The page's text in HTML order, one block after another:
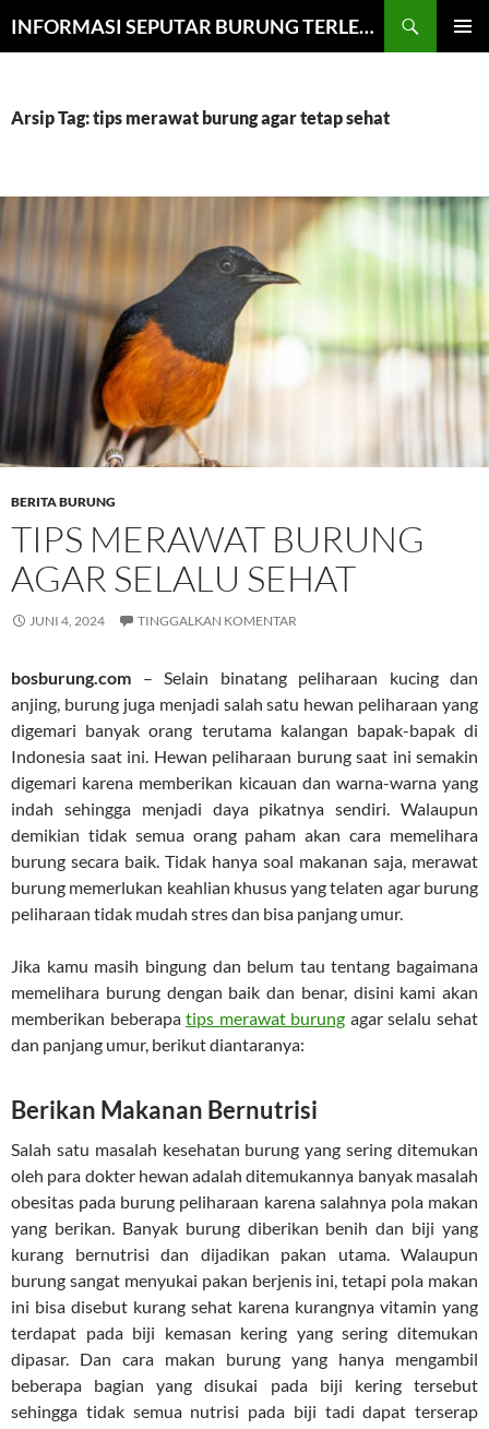
INFORMASI SEPUTAR BURUNG TERLENGKAP
Arsip Tag: tips merawat burung agar tetap sehat
BERITA BURUNG
TIPS MERAWAT BURUNG
AGAR SELALU SEHAT
JUNI 4, 2024 TINGGALKAN KOMENTAR
bosburung.com – Selain binatang peliharaan kucing dan
anjing, burung juga menjadi salah satu hewan peliharaan yang
digemari banyak orang terutama kalangan bapak-bapak di
Indonesia saat ini. Hewan peliharaan burung saat ini semakin
digemari karena memberikan kicauan dan warna-warna yang
indah sehingga menjadi daya pikatnya sendiri. Walaupun
demikian tidak semua orang paham akan cara memelihara
burung secara baik. Tidak hanya soal makanan saja, merawat
burung memerlukan keahlian khusus yang telaten agar burung
peliharaan tidak mudah stres dan bisa panjang umur.
Jika kamu masih bingung dan belum tau tentang bagaimana
memelihara burung dengan baik dan benar, disini kami akan
memberikan beberapatips merawat burung agar selalu sehat
dan panjang umur, berikut diantaranya:
Berikan Makanan Bernutrisi
Salah satu masalah kesehatan burung yang sering ditemukan
oleh para dokter hewan adalah ditemukannya banyak masalah
obesitas pada burung peliharaan karena salahnya pola makan
yang berikan. Banyak burung diberikan benih dan biji yang
kurang bernutrisi dan dijadikan pakan utama. Walaupun
burung sangat menyukai pakan berjenis ini, tetapi pola makan
ini bisa disebut kurang sehat karena kurangnya vitamin yang
terdapat pada biji kemasan kering yang sering ditemukan
dipasar. Dan cara makan burung yang hanya mengambil
beberapa bagian yang disukai pada biji kering tersebut
sehingga tidak semua nutrisi pada biji tadi dapat terserap